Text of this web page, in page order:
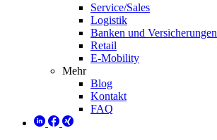
Service/Sales
Logistik
Banken und Versicherungen
Retail
E-Mobility
Mehr
Blog
Kontakt
FAQ